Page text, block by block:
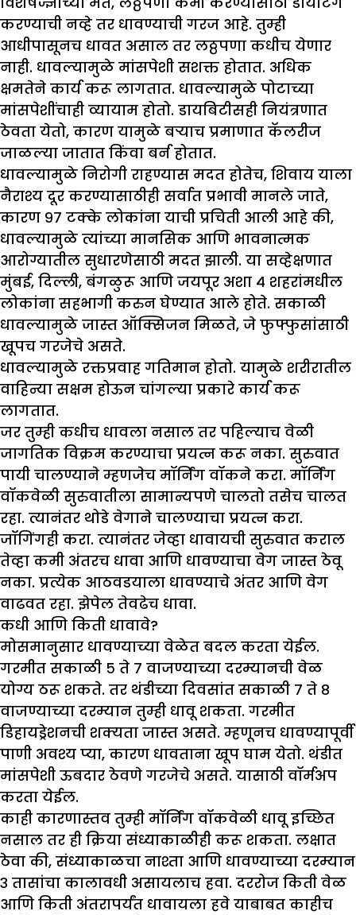
करण्याची नव्हे तर धावण्याची गरज आहे. तुम्ही
आधीपासूनच धावत असाल तर लठ्ठपणा कधीच येणार
नाही. धावल्यामुळे मांसपेशी सशक्त होतात. अधिक
क्षमतेने कार्य करू लागतात. धावल्यामुळे पोटाच्या
मांसपेशींचाही व्यायाम होतो. डायबिटीसही नियंत्रणात
ठेवता येतो, कारण यामुळे बऱ्याच प्रमाणात कॅलरीज
जाळल्या जातात किंवा बर्न होतात.
धावल्यामुळे निरोगी राहण्यास मदत होतेच, शिवाय याला
नैराश्य दूर करण्यासाठीही सर्वात प्रभावी मानले जाते,
कारण ९७ टक्के लोकांना याची प्रचिती आली आहे की,
धावल्यामुळे त्यांच्या मानसिक आणि भावनात्मक
आरोग्यातील सुधारणेसाठी मदत झाली. या सव्हेक्षणात
मुंबई, दिल्ली, बंगळुरू आणि जयपूर अशा ४ शहरांमधील
लोकांना सहभागी करुन घेण्यात आले होते. सकाळी
धावल्यामुळे जास्त ऑक्सिजन मिळते, जे फुफ्फुसांसाठी
खूपच गरजेचे असते.
धावल्यामुळे रक्तप्रवाह गतिमान होतो. यामुळे शरीरातील
वाहिन्या सक्षम होऊन चांगल्या प्रकारे कार्य करू
लागतात.
जर तुम्ही कधीच धावला नसाल तर पहिल्याच वेळी
जागतिक विक्रम करण्याचा प्रयत्न करू नका. सुरुवात
पायी चालण्याने म्हणजेच मॉर्निंग वॉकने करा. मॉर्निंग
वॉकवेळी सुरुवातीला सामान्यपणे चालतो तसेच चालत
रहा. त्यानंतर थोडे वेगाने चालण्याचा प्रयत्न करा.
जॉगिंगही करा. त्यानंतर जेव्हा धावायची सुरुवात कराल
तेव्हा कमी अंतरच धावा आणि धावण्याचा वेग जास्त ठेवू
नका. प्रत्येक आठवडयाला धावण्याचे अंतर आणि वेग
वाढवत रहा. झेपेल तेवढेच धावा.
कधी आणि किती धावावे?
मोसमानुसार धावण्याच्या वेळेत बदल करता येईल.
गरमीत सकाळी ५ ते ७ वाजण्याच्या दरम्यानची वेळ
योग्य ठरू शकते. तर थंडीच्या दिवसांत सकाळी ७ ते ८
वाजण्याच्या दरम्यान तुम्ही धावू शकता. गरमीत
डिहायड्रेशनची शक्यता जास्त असते. म्हणूनच धावण्यापूर्वी
पाणी अवश्य प्या, कारण धावताना खूप घाम येतो. थंडीत
मांसपेशी ऊबदार ठेवणे गरजेचे असते. यासाठी वॉर्मअप
करता येईल.
काही कारणास्तव तुम्ही मॉर्निंग वॉकवेळी धावू इच्छित
नसाल तर ही क्रिया संध्याकाळीही करू शकता. लक्षात
ठेवा की, संध्याकाळचा नाश्ता आणि धावण्याच्या दरम्यान
३ तासांचा कालावधी असायलाच हवा. दररोज किती वेळ
आणि किती अंतरापर्यंत धावायला हवे याबाबत काहीच